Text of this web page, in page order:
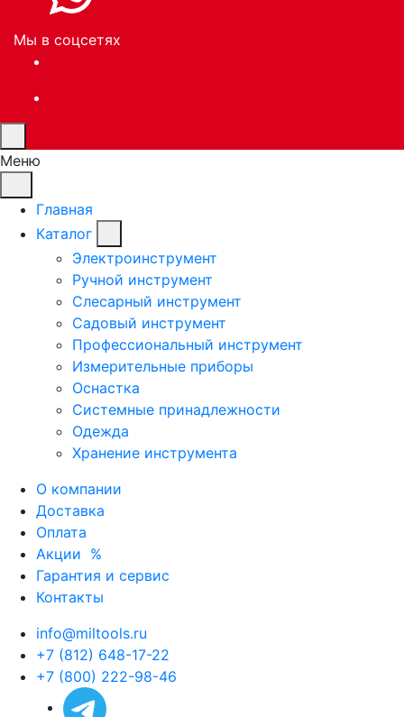
Мы в соцсетях
Меню
Главная
Каталог
Электроинструмент
Ручной инструмент
Слесарный инструмент
Садовый инструмент
Профессиональный инструмент
Измерительные приборы
Оснастка
Системные принадлежности
Одежда
Хранение инструмента
О компании
Доставка
Оплата
Акции %
Гарантия и сервис
Контакты
info@miltools.ru
+7 (812) 648-17-22
+7 (800) 222-98-46